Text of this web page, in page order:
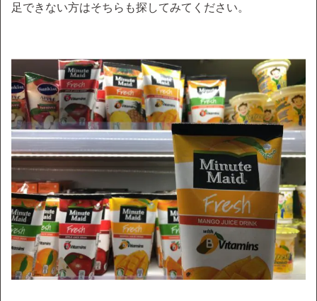
足できない方はそちらも探してみてください。